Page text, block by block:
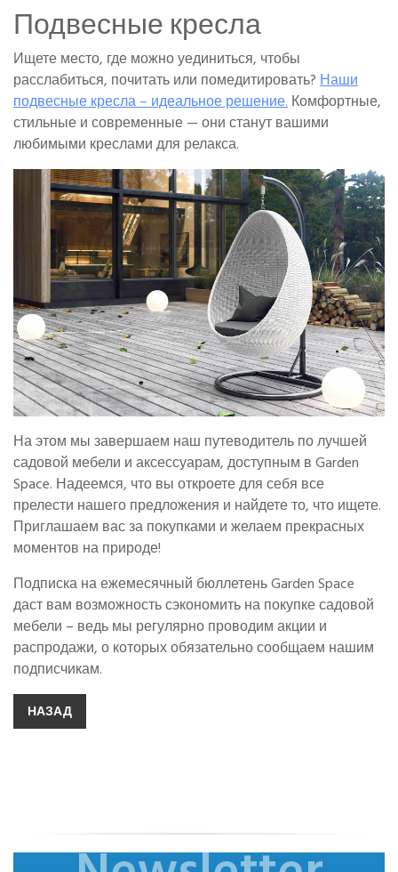
Подвесные кресла
Ищете место, где можно уединиться, чтобы
расслабиться, почитать или помедитировать?Наши
подвесные кресла – идеальное решение.Комфортные,
стильные и современные — они станут вашими
любимыми креслами для релакса.
На этом мы завершаем наш путеводитель по лучшей
садовой мебели и аксессуарам, доступным в Garden
Space. Надеемся, что вы откроете для себя все
прелести нашего предложения и найдете то, что ищете.
Приглашаем вас за покупками и желаем прекрасных
моментов на природе!
Подписка на ежемесячный бюллетень Garden Space
даст вам возможность сэкономить на покупке садовой
мебели – ведь мы регулярно проводим акции и
распродажи, о которых обязательно сообщаем нашим
подписчикам.
НАЗАД